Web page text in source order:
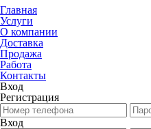
Главная
Услуги
О компании
Доставка
Продажа
Работа
Контакты
Вход
Регистрация
Вход